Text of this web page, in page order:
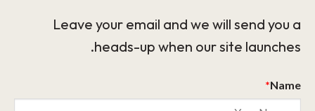
Leave your email and we will send you a
heads-up when our site launches.
Name
*